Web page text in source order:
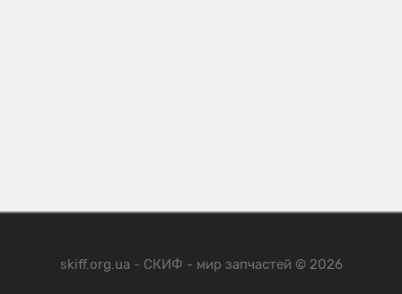
skiff.org.ua - СКИФ - мир запчастей © 2026